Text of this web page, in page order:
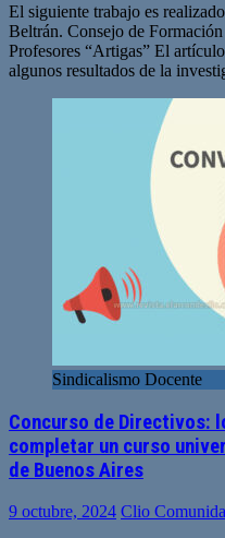
El siguiente trabajo es
Beltrán. Consejo de
Profesores “Artigas” El
algunos resultados de la
Sindicalismo Docente
Concurso de Directivos:
completar un curso
de Buenos Aires
9 octubre, 2024 Clio